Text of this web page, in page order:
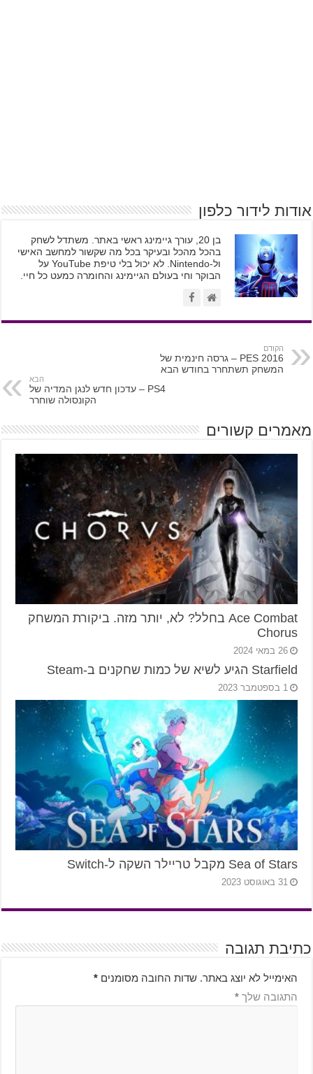
אודות לידור כלפון
בן 20, עורך גיימינג ראשי באתר. משתדל לשחק
בהכל מהכל ובעיקר בכל מה שקשור למחשב האישי
ול-Nintendo. לא יכול בלי טיפת YouTube על
הבוקר וחי בעולם הגיימינג והחומרה כמעט כל חיי.
הקודם
PES 2016 – גרסה חינמית של
המשחק תשתחרר בחודש הבא
הבא
PS4 – עדכון חדש לנגן המדיה של
הקונסולה שוחרר
מאמרים קשורים
Ace Combat בחלל? לא, יותר מזה. ביקורת המשחק
Chorus
26 במאי 2024
Starfield הגיע לשיא של כמות שחקנים ב-Steam
1 בספטמבר 2023
Sea of Stars מקבל טריילר השקה ל-Switch
31 באוגוסט 2023
כתיבת תגובה
האימייל לא יוצג באתר. שדות החובה מסומנים *
התגובה שלך *